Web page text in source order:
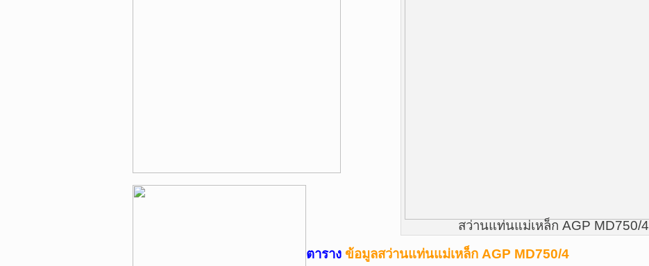
สว่านแท่นแม่เหล็ก AGP MD750/4
ตาราง ข้อมูลสว่านแท่นแม่เหล็ก AGP MD750/4